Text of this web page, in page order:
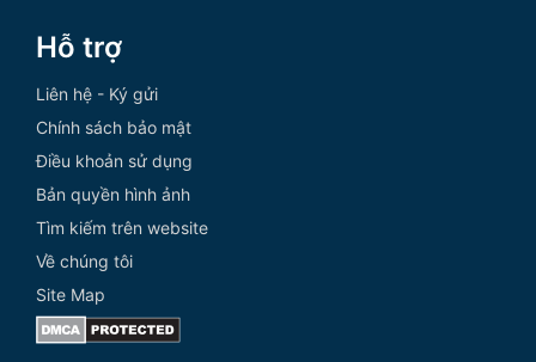
Hỗ trợ
Liên hệ - Ký gửi
Chính sách bảo mật
Điều khoản sử dụng
Bản quyền hình ảnh
Tìm kiếm trên website
Về chúng tôi
Site Map